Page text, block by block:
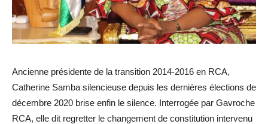
Ancienne présidente de la transition 2014-2016 en RCA,
Catherine Samba silencieuse depuis les dernières élections de
décembre 2020 brise enfin le silence. Interrogée par Gavroche
RCA, elle dit regretter le changement de constitution intervenu